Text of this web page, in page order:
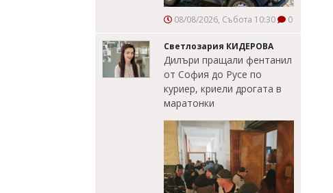
08/08/2026, Събота 10:30 0
Светлозария КИДЕРОВА
Дилъри пращали фентанил
от София до Русе по
куриер, криели дрогата в
маратонки